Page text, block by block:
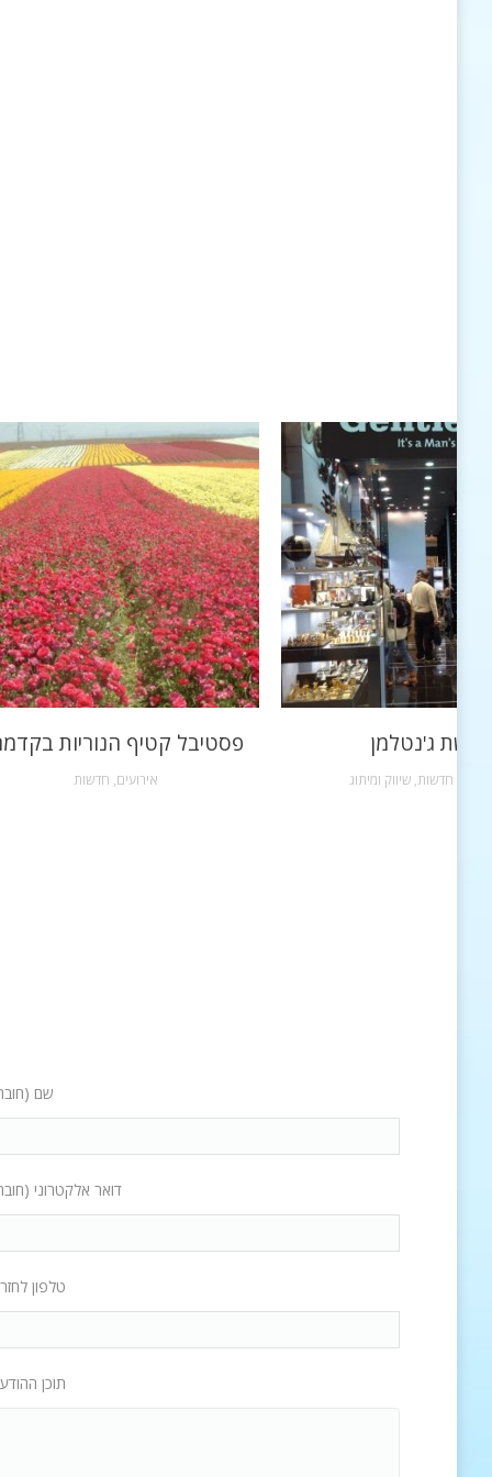
פסטיבל קטיף הנוריות
אירועים, חדשות
רשת ג'נטלמן
חדשות, שיווק ומיתוג
שם
דואר אלקטרוני
טלפון
תוכן